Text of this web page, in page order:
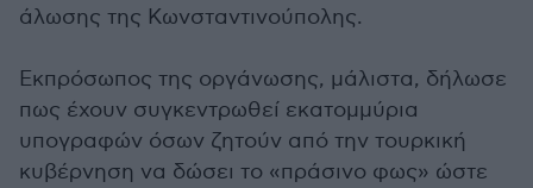
άλωσης της Κωνσταντινούπολης.
Εκπρόσωπος της οργάνωσης, μάλιστα, δήλωσε
πως έχουν συγκεντρωθεί εκατομμύρια
υπογραφών όσων ζητούν από την τουρκική
κυβέρνηση να δώσει το «πράσινο φως» ώστε